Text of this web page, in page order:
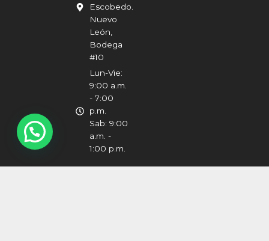
Escobedo.
Nuevo
León,
Bodega
#10
Lun-Vie:
9:00 a.m.
- 7:00
p.m.
Sab: 9:00
a.m. -
1:00 p.m.